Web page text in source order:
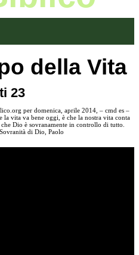
della Vita
23
per domenica, aprile 2014, – cmd es –
la vita va bene oggi, è che la nostra vita conta
Dio è sovranamente in controllo di tutto.
di Dio, Paolo